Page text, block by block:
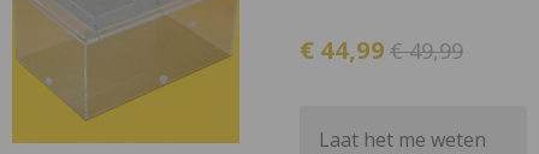
€ 44,99 € 49,99
Laat het me weten